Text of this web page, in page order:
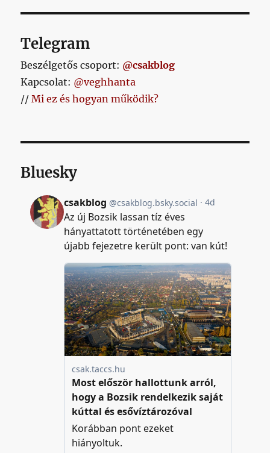
testremegésem
Telegram
Beszélgetős csoport: @csakblog
Kapcsolat: @veghhanta
//Mi ez és hogyan működik?
Bluesky